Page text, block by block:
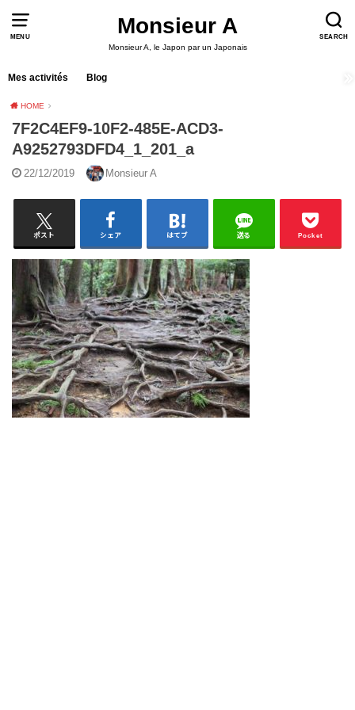
MENU SEARCH
Monsieur A
Monsieur A, le Japon par un Japonais
Mes activités Blog
HOME
7F2C4EF9-10F2-485E-ACD3-
A9252793DFD4_1_201_a
22/12/2019 Monsieur A
ポスト シェア はてブ 送る Pocket